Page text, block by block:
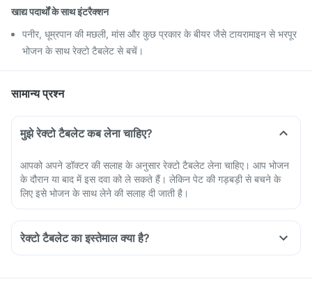
खाद्य पदार्थों के साथ इंटरैक्शन
पनीर, धूम्रपान की मछली, मांस और कुछ प्रकार के बीयर जैसे टायरामाइन से भरपूर
भोजन के साथ रेक्टो टैबलेट से बचें।
सामान्य प्रश्न
मुझे रेक्टो टैबलेट कब लेना चाहिए?
आपको अपने डॉक्टर की सलाह के अनुसार रेक्टो टैबलेट लेना चाहिए। आप भोजन
के दौरान या बाद में इस दवा को ले सकते हैं। लेकिन पेट की गड़बड़ी से बचने के
लिए इसे भोजन के साथ लेने की सलाह दी जाती है।
रेक्टो टैबलेट का इस्तेमाल क्या है?